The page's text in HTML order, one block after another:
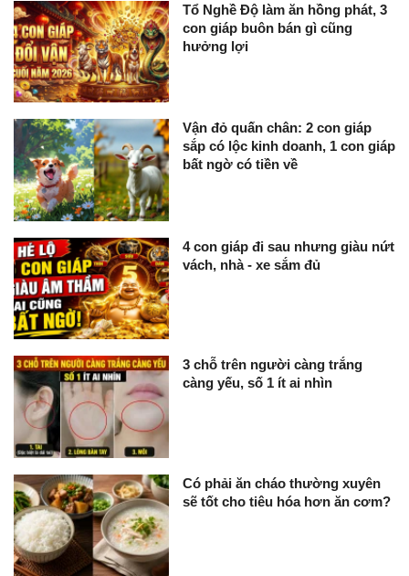
Tổ Nghề Độ làm ăn hồng phát, 3
con giáp buôn bán gì cũng
hưởng lợi
Vận đỏ quấn chân: 2 con giáp
sắp có lộc kinh doanh, 1 con giáp
bất ngờ có tiền về
4 con giáp đi sau nhưng giàu nứt
vách, nhà - xe sắm đủ
3 chỗ trên người càng trắng
càng yếu, số 1 ít ai nhìn
Có phải ăn cháo thường xuyên
sẽ tốt cho tiêu hóa hơn ăn cơm?